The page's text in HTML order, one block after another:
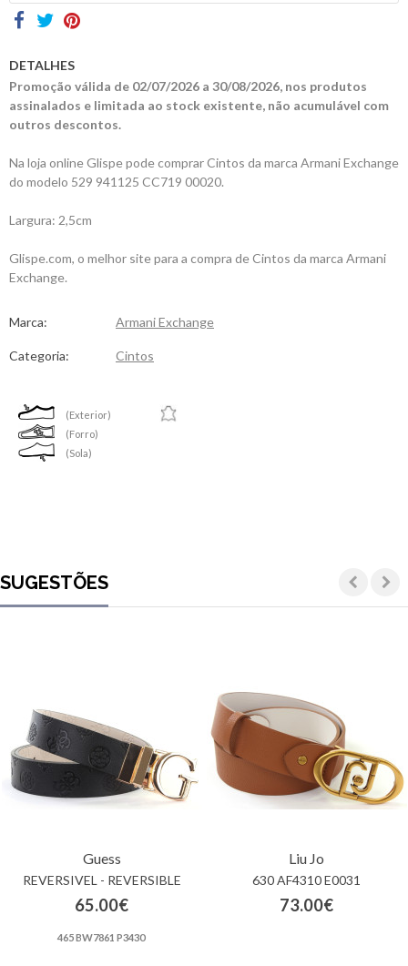
DETALHES
Promoção válida de 02/07/2026 a 30/08/2026, nos produtos
assinalados e limitada ao stock existente, não acumulável com
outros descontos.
Na loja online Glispe pode comprar Cintos da marca Armani Exchange
do modelo 529 941125 CC719 00020.
Largura: 2,5cm
Glispe.com, o melhor site para a compra de Cintos da marca Armani
Exchange.
Marca: Armani Exchange
Categoria: Cintos
(Exterior)
(Forro)
(Sola)
SUGESTÕES
Guess
REVERSIVEL - REVERSIBLE
65.00€
465 BW7861 P3430
Liu Jo
630 AF4310 E0031
73.00€